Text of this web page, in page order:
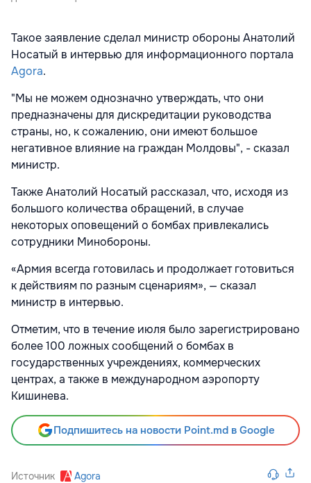
Такое заявление сделал министр обороны Анатолий
Носатый в интервью для информационного портала
Agora.
"Мы не можем однозначно утверждать, что они
предназначены для дискредитации руководства
страны, но, к сожалению, они имеют большое
негативное влияние на граждан Молдовы", - сказал
министр.
Также Анатолий Носатый рассказал, что, исходя из
большого количества обращений, в случае
некоторых оповещений о бомбах привлекались
сотрудники Минобороны.
«Армия всегда готовилась и продолжает готовиться
к действиям по разным сценариям», — сказал
министр в интервью.
Отметим, что в течение июля было зарегистрировано
более 100 ложных сообщений о бомбах в
государственных учреждениях, коммерческих
центрах, а также в международном аэропорту
Кишинева.
Подпишитесь на новости Point.md в Google
Источник Agora